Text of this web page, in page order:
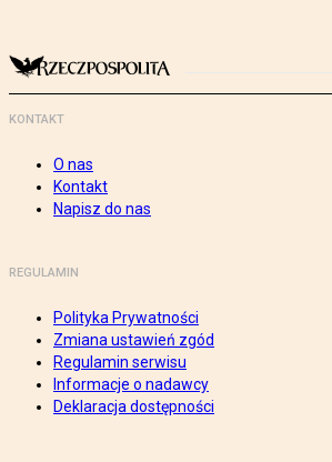
KONTAKT
O nas
Kontakt
Napisz do nas
REGULAMIN
Polityka Prywatności
Zmiana ustawień zgód
Regulamin serwisu
Informacje o nadawcy
Deklaracja dostępności